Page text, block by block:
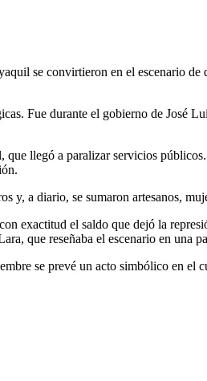
se convirtieron en el escenario
Fue durante el gobierno de José
llegó a paralizar servicios
y, a diario, se sumaron artesanos,
exactitud el saldo que dejó la
que reseñaba el escenario en una
se prevé un acto simbólico en